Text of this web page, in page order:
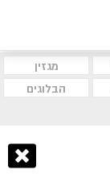
מגזין
הבלוגים